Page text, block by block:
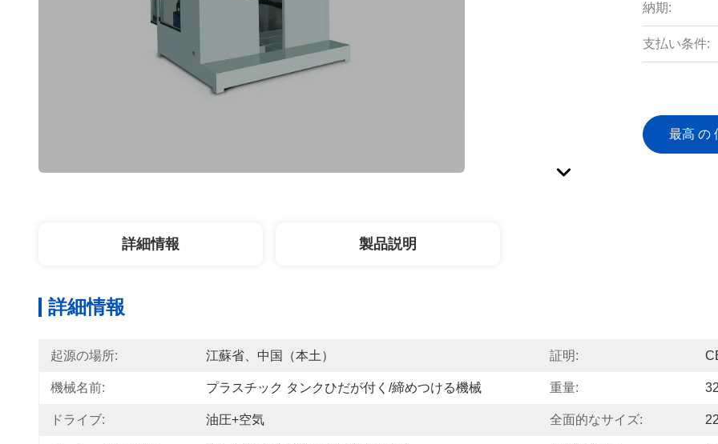
納期:
支払い条件:
最高 の
詳細情報 製品説明
詳細情報
起源の場所: 江蘇省、中国（本土） 証明:
機械名前: プラスチック タンクひだが付く/締めつける機械 重量:
ドライブ: 油圧+空気 全面的なサイズ: